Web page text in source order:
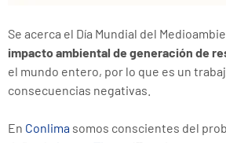
Se acerca el Día Mundial del
impacto ambiental de generación de
el mundo entero, por lo que es un
consecuencias negativas.
En Conlima somos conscientes del